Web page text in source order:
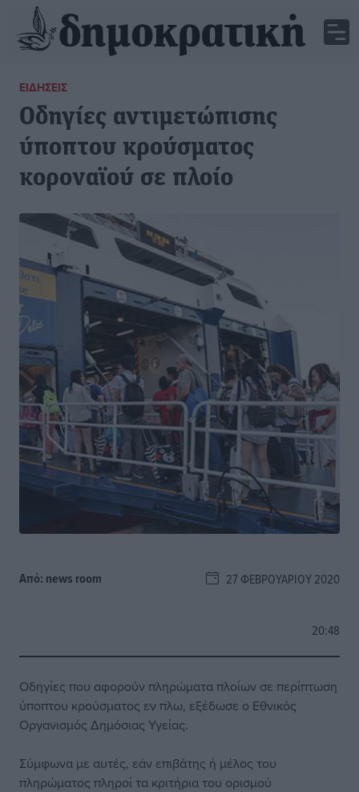
ΕΙΔΉΣΕΙΣ
Οδηγίες αντιμετώπισης
ύποπτου κρούσματος
κοροναϊού σε πλοίο
Από: news room 27 ΦΕΒΡΟΥΑΡΊΟΥ 2020
20:48
Οδηγίες που αφορούν πληρώματα πλοίων σε περίπτωση
ύποπτου κρούσματος εν πλω, εξέδωσε ο Εθνικός
Οργανισμός Δημόσιας Υγείας.
Σύμφωνα με αυτές, εάν επιβάτης ή μέλος του
πληρώματος πληροί τα κριτήρια του ορισμού